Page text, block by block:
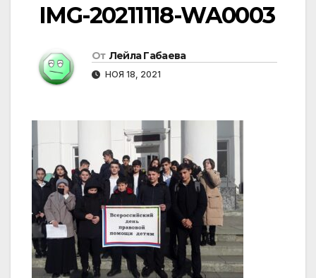
IMG-20211118-WA0003
От Лейла Габаева
НОЯ 18, 2021